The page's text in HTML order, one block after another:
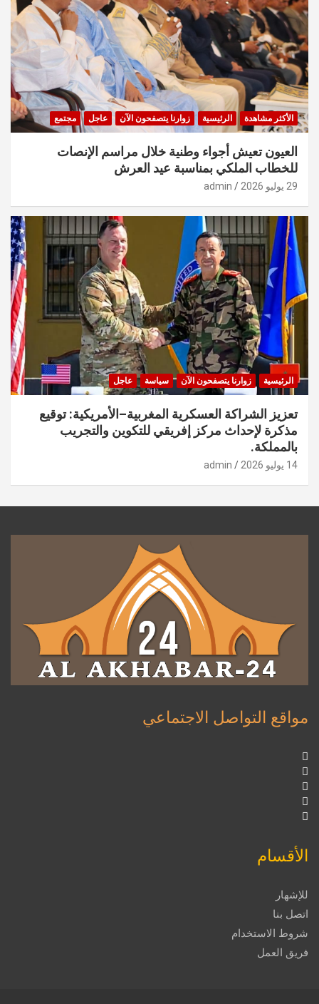
الأكثر مشاهدة الرئيسية زوارنا يتصفحون الآن عاجل مجتمع
العيون تعيش أجواء وطنية خلال مراسم الإنصات
للخطاب الملكي بمناسبة عيد العرش
29 يوليو 2026 admin
الرئيسية زوارنا يتصفحون الآن سياسة عاجل
تعزيز الشراكة العسكرية المغربية–الأمريكية: توقيع
مذكرة لإحداث مركز إفريقي للتكوين والتجريب
بالمملكة.
14 يوليو 2026 admin
مواقع التواصل الاجتماعي
الأقسام
للإشهار
اتصل بنا
شروط الاستخدام
فريق العمل